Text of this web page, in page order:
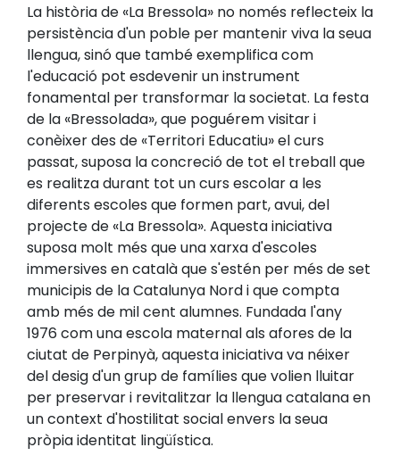
La història de «La Bressola» no només reflecteix la
persistència d'un poble per mantenir viva la seua
llengua, sinó que també exemplifica com
l'educació pot esdevenir un instrument
fonamental per transformar la societat. La festa
de la «Bressolada», que poguérem visitar i
conèixer des de «Territori Educatiu» el curs
passat, suposa la concreció de tot el treball que
es realitza durant tot un curs escolar a les
diferents escoles que formen part, avui, del
projecte de «La Bressola». Aquesta iniciativa
suposa molt més que una xarxa d'escoles
immersives en català que s'estén per més de set
municipis de la Catalunya Nord i que compta
amb més de mil cent alumnes. Fundada l'any
1976 com una escola maternal als afores de la
ciutat de Perpinyà, aquesta iniciativa va néixer
del desig d'un grup de famílies que volien lluitar
per preservar i revitalitzar la llengua catalana en
un context d'hostilitat social envers la seua
pròpia identitat lingüística.